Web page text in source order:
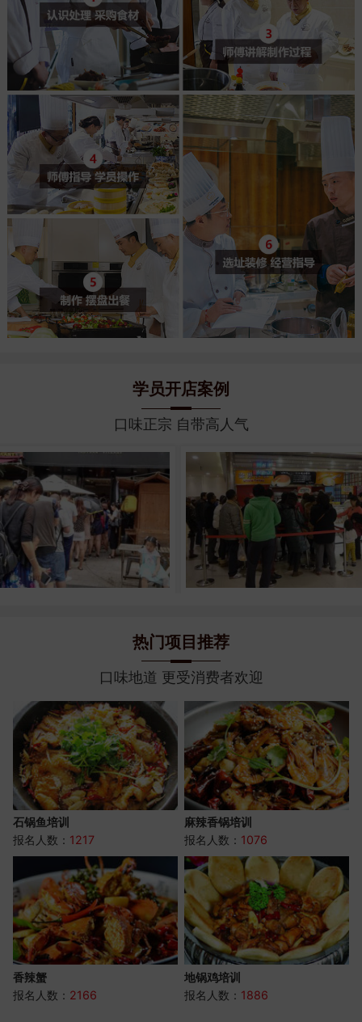
学员开店案例
口味正宗 自带高人气
热门项目推荐
口味地道 更受消费者欢迎
石锅鱼培训
报名人数： 1217
麻辣香锅培训
报名人数： 1076
香辣蟹
报名人数： 2166
地锅鸡培训
报名人数： 1886